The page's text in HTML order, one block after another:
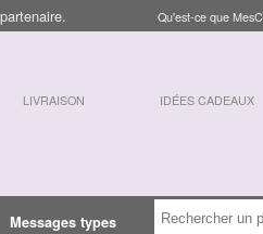
Qu'est-ce que
LIVRAISON IDÉES CADEAUX
Messages types